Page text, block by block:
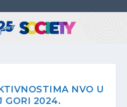
NVO U
GORI 2024.